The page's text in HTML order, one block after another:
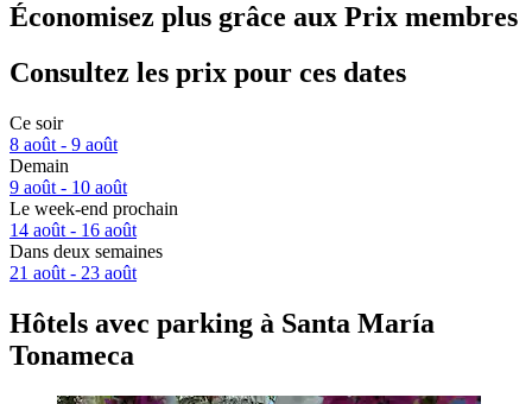
Économisez plus grâce aux Prix membres
Consultez les prix pour ces dates
Ce soir
8 août - 9 août
Demain
9 août - 10 août
Le week-end prochain
14 août - 16 août
Dans deux semaines
21 août - 23 août
Hôtels avec parking à Santa María
Tonameca